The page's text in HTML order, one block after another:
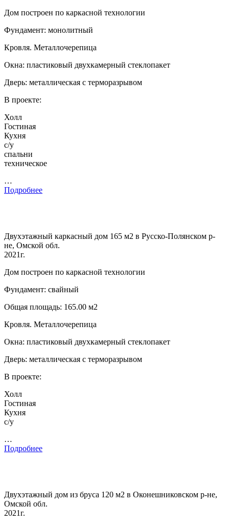
Дом построен по каркасной технологии
Фундамент: монолитный
Кровля. Металлочерепица
Окна: пластиковый двухкамерный стеклопакет
Дверь: металлическая с терморазрывом
В проекте:
Холл
Гостиная
Кухня
с/у
спальни
техническое
…
Подробнее
Двухэтажный каркасный дом 165 м2 в Русско-Полянском р-
не, Омской обл.
2021г.
Дом построен по каркасной технологии
Фундамент: свайный
Общая площадь: 165.00 м2
Кровля. Металлочерепица
Окна: пластиковый двухкамерный стеклопакет
Дверь: металлическая с терморазрывом
В проекте:
Холл
Гостиная
Кухня
с/у
…
Подробнее
Двухэтажный дом из бруса 120 м2 в Оконешниковском р-не,
Омской обл.
2021г.